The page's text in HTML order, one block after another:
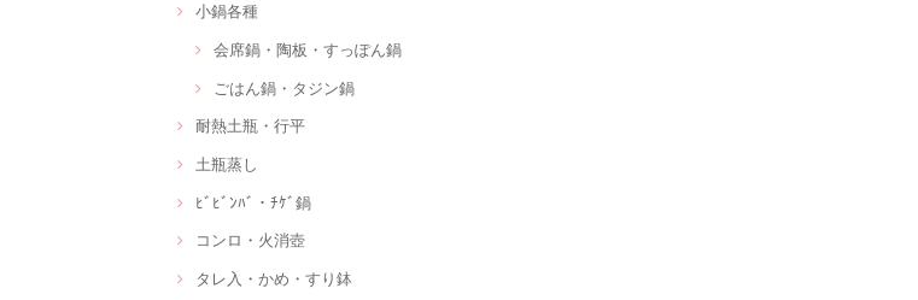
小鍋各種
会席鍋・陶板・すっぽん鍋
ごはん鍋・タジン鍋
耐熱土瓶・行平
土瓶蒸し
ﾋﾞﾋﾞﾝﾊﾞ・ﾁｹﾞ鍋
コンロ・火消壺
タレ入・かめ・すり鉢